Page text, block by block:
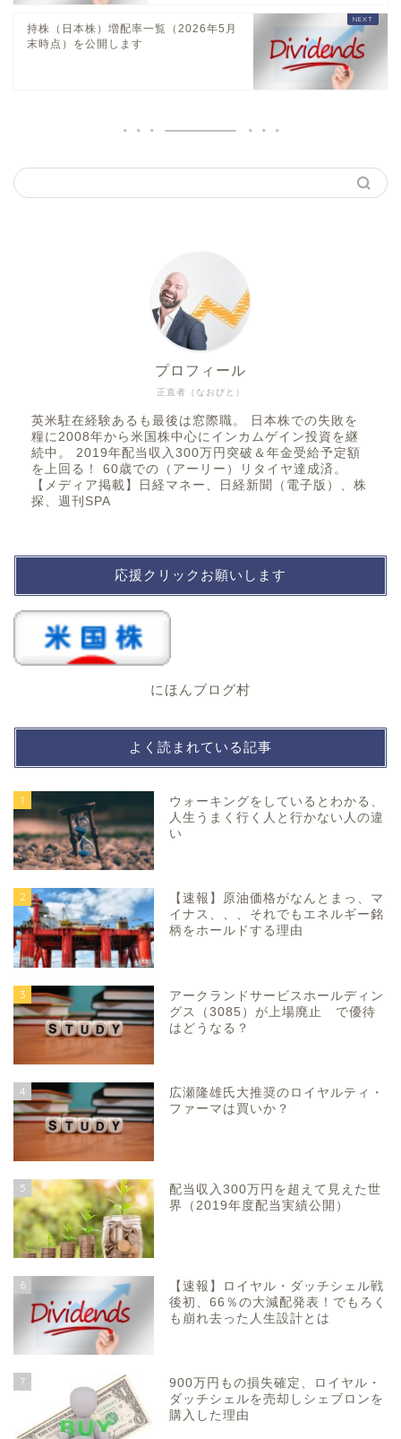
持株（日本株）増配率一覧（2026年5月
末時点）を公開します
正直者（なおびと）
プロフィール
英米駐在経験あるも最後は窓際職。 日本株での失敗を
糧に2008年から米国株中心にインカムゲイン投資を継
続中。 2019年配当収入300万円突破＆年金受給予定額
を上回る！ 60歳での（アーリー）リタイヤ達成済。
【メディア掲載】日経マネー、日経新聞（電子版）、株
探、週刊SPA
応援クリックお願いします
にほんブログ村
よく読まれている記事
1
ウォーキングをしているとわかる、
人生うまく行く人と行かない人の違
い
2
【速報】原油価格がなんとまっ、マ
イナス、、、それでもエネルギー銘
柄をホールドする理由
3
アークランドサービスホールディン
グス（3085）が上場廃止 で優待
はどうなる？
4
広瀬隆雄氏大推奨のロイヤルティ・
ファーマは買いか？
5
配当収入300万円を超えて見えた世
界（2019年度配当実績公開）
6
【速報】ロイヤル・ダッチシェル戦
後初、66％の大減配発表！でもろく
も崩れ去った人生設計とは
7
900万円もの損失確定、ロイヤル・
ダッチシェルを売却しシェブロンを
購入した理由